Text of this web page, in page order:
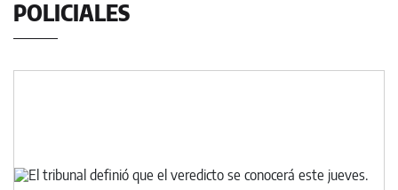
POLICIALES